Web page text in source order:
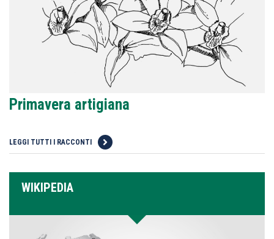
Primavera artigiana
LEGGI TUTTI I RACCONTI
WIKIPEDIA